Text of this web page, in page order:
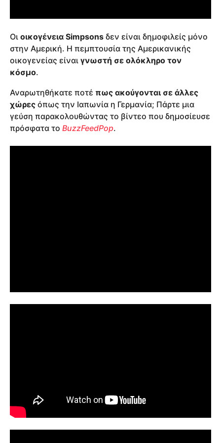
Οι οικογένεια Simpsons δεν είναι δημοφιλείς μόνο
στην Αμερική. Η πεμπτουσία της Αμερικανικής
οικογενείας είναι γνωστή σε ολόκληρο τον
κόσμο.
Αναρωτηθήκατε ποτέ πως ακούγονται σε άλλες
χώρες όπως την Ιαπωνία η Γερμανία; Πάρτε μια
γεύση παρακολουθώντας το βίντεο που δημοσίευσε
πρόσφατα το BuzzFeedPop.